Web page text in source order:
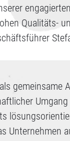
Qualitäts-
gemeinsame
Unternehmen